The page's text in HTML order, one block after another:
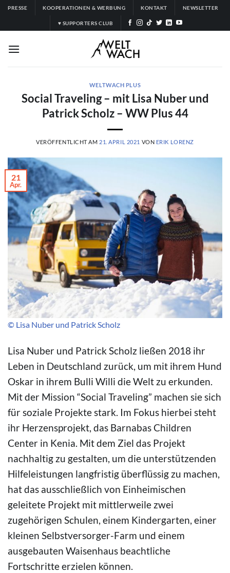
Zum
springen
PRESSE KOOPERATIONEN & WERBUNG KONTAKT NEWSLETTER
♥ SUPPORTERS CLUB
WELTWACH PLUS
Social Traveling – mit Lisa Nuber und
Patrick Scholz – WW Plus 44
VERÖFFENTLICHT AM 21. APRIL 2021 VON ERIK LORENZ
© Lisa Nuber und Patrick Scholz
21
Apr.
Lisa Nuber und Patrick Scholz ließen 2018 ihr
Leben in Deutschland zurück, um mit ihrem Hund
Oskar in ihrem Bulli Willi die Welt zu erkunden.
Mit der Mission “Social Traveling” machen sie sich
für soziale Projekte stark. Im Fokus hierbei steht
ihr Herzensprojekt, das Barnabas Children
Center in Kenia. Mit dem Ziel das Projekt
nachhaltig zu gestalten, um die unterstützenden
Hilfeleistungen langfristig überflüssig zu machen,
hat das ausschließlich von Einheimischen
geleitete Projekt mit mittlerweile zwei
zugehörigen Schulen, einem Kindergarten, einer
kleinen Selbstversorger-Farm und einem
ausgebauten Waisenhaus beachtliche
Fortschritte erzielen können. ⁠